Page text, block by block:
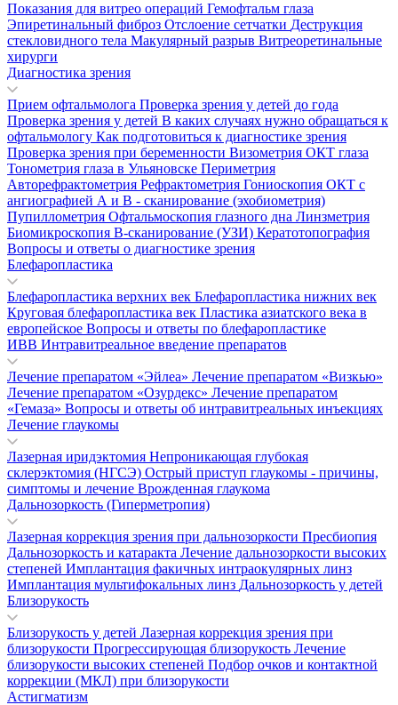
Показания для витрео операций Гемофтальм глаза
Эпиретинальный фиброз Отслоение сетчатки Деструкция
стекловидного тела Макулярный разрыв Витреоретинальные
хирурги
Диагностика зрения
Прием офтальмолога Проверка зрения у детей до года
Проверка зрения у детей В каких случаях нужно обращаться к
офтальмологу Как подготовиться к диагностике зрения
Проверка зрения при беременности Визометрия ОКТ глаза
Тонометрия глаза в Ульяновске Периметрия
Авторефрактометрия Рефрактометрия Гониоскопия ОКТ с
ангиографией А и В - сканирование (эхобиометрия)
Пупиллометрия Офтальмоскопия глазного дна Линзметрия
Биомикроскопия В-сканирование (УЗИ) Кератотопография
Вопросы и ответы о диагностике зрения
Блефаропластика
Блефаропластика верхних век Блефаропластика нижних век
Круговая блефаропластика век Пластика азиатского века в
европейское Вопросы и ответы по блефаропластике
ИВВ Интравитреальное введение препаратов
Лечение препаратом «Эйлеа» Лечение препаратом «Визкью»
Лечение препаратом «Озурдекс» Лечение препаратом
«Гемаза» Вопросы и ответы об интравитреальных инъекциях
Лечение глаукомы
Лазерная иридэктомия Непроникающая глубокая
склерэктомия (НГСЭ) Острый приступ глаукомы - причины,
симптомы и лечение Врожденная глаукома
Дальнозоркость (Гиперметропия)
Лазерная коррекция зрения при дальнозоркости Пресбиопия
Дальнозоркость и катаракта Лечение дальнозоркости высоких
степеней Имплантация факичных интраокулярных линз
Имплантация мультифокальных линз Дальнозоркость у детей
Близорукость
Близорукость у детей Лазерная коррекция зрения при
близорукости Прогрессирующая близорукость Лечение
близорукости высоких степеней Подбор очков и контактной
коррекции (МКЛ) при близорукости
Астигматизм